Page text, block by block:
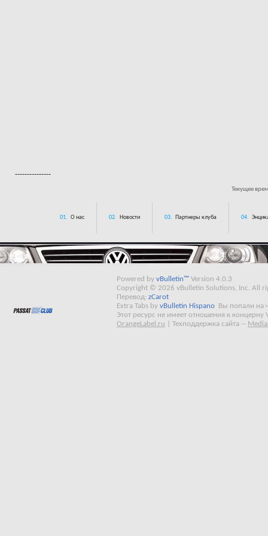
---------------
Текущее
01. О нас 02. Новости 03. Партнеры клуба 04.
Powered by vBulletin™ Version 4.0.3
Copyright © 2026 vBulletin Solutions, Inc. All
Перевод: zCarot
Extra Tabs by vBulletin Hispano
Вы попали на
Этот ресурс не имеет отношения к концерну
OrangeLabel.ru
Техподдержка сайта --